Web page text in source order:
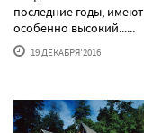
последние годы, имеют
особенно высокий......
19 ДЕКАБРЯ'2016